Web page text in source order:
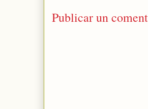
Publicar un